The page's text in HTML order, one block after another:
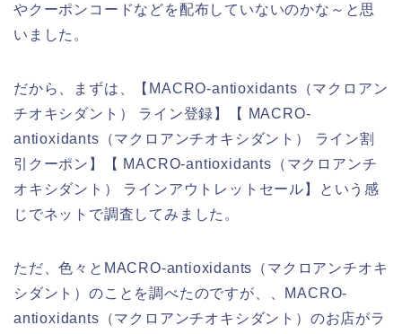
やクーポンコードなどを配布していないのかな～と思
いました。
だから、まずは、【MACRO-antioxidants（マクロアン
チオキシダント） ライン登録】【 MACRO-
antioxidants（マクロアンチオキシダント） ライン割
引クーポン】【 MACRO-antioxidants（マクロアンチ
オキシダント） ラインアウトレットセール】という感
じでネットで調査してみました。
ただ、色々とMACRO-antioxidants（マクロアンチオキ
シダント）のことを調べたのですが、、MACRO-
antioxidants（マクロアンチオキシダント）のお店がラ